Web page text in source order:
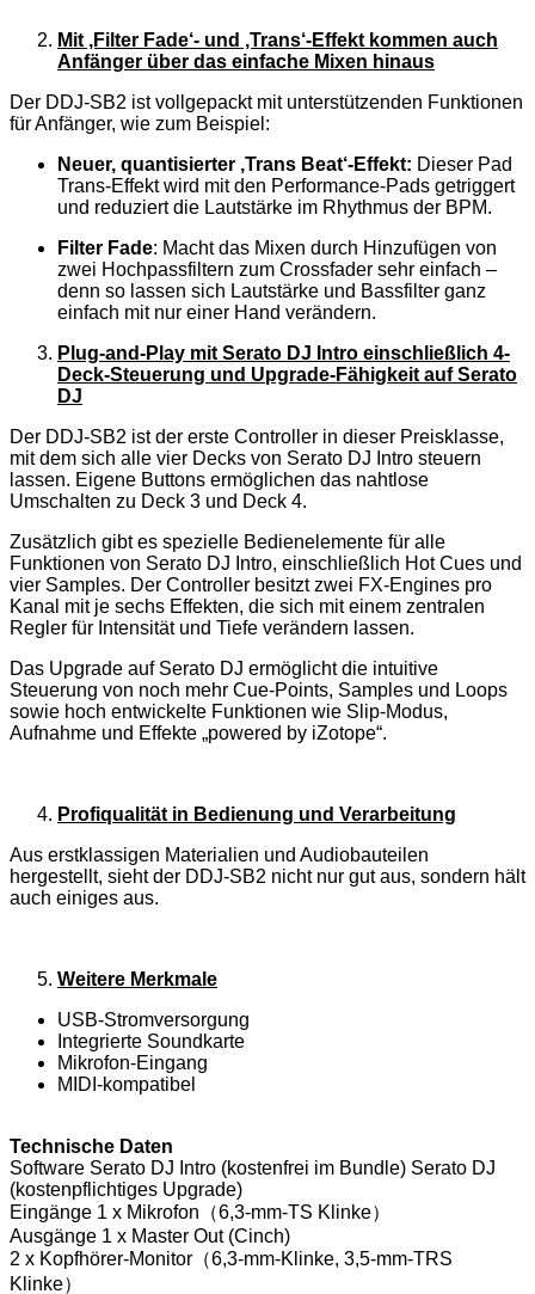
Mit ‚Filter Fade‘- und ‚Trans‘-Effekt kommen auch
Anfänger über das einfache Mixen hinaus
Der DDJ-SB2 ist vollgepackt mit unterstützenden Funktionen
für Anfänger, wie zum Beispiel:
Neuer, quantisierter ‚Trans Beat‘-Effekt: Dieser Pad
Trans-Effekt wird mit den Performance-Pads getriggert
und reduziert die Lautstärke im Rhythmus der BPM.
Filter Fade: Macht das Mixen durch Hinzufügen von
zwei Hochpassfiltern zum Crossfader sehr einfach –
denn so lassen sich Lautstärke und Bassfilter ganz
einfach mit nur einer Hand verändern.
Plug-and-Play mit Serato DJ Intro einschließlich 4-
Deck-Steuerung und Upgrade-Fähigkeit auf Serato
DJ
Der DDJ-SB2 ist der erste Controller in dieser Preisklasse,
mit dem sich alle vier Decks von Serato DJ Intro steuern
lassen. Eigene Buttons ermöglichen das nahtlose
Umschalten zu Deck 3 und Deck 4.
Zusätzlich gibt es spezielle Bedienelemente für alle
Funktionen von Serato DJ Intro, einschließlich Hot Cues und
vier Samples. Der Controller besitzt zwei FX-Engines pro
Kanal mit je sechs Effekten, die sich mit einem zentralen
Regler für Intensität und Tiefe verändern lassen.
Das Upgrade auf Serato DJ ermöglicht die intuitive
Steuerung von noch mehr Cue-Points, Samples und Loops
sowie hoch entwickelte Funktionen wie Slip-Modus,
Aufnahme und Effekte „powered by iZotope“.
Profiqualität in Bedienung und Verarbeitung
Aus erstklassigen Materialien und Audiobauteilen
hergestellt, sieht der DDJ-SB2 nicht nur gut aus, sondern hält
auch einiges aus.
Weitere Merkmale
USB-Stromversorgung
Integrierte Soundkarte
Mikrofon-Eingang
MIDI-kompatibel
Technische Daten
Software Serato DJ Intro (kostenfrei im Bundle) Serato DJ
(kostenpflichtiges Upgrade)
Eingänge 1 x Mikrofon（6,3-mm-TS Klinke）
Ausgänge 1 x Master Out (Cinch)
2 x Kopfhörer-Monitor（6,3-mm-Klinke, 3,5-mm-TRS
Klinke）